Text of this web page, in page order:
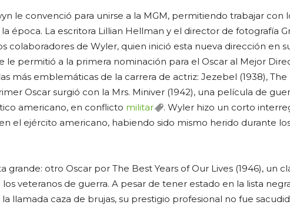
le convenció para unirse a la MGM, permitiendo trabajar con
época. La escritora Lillian Hellman y el director de fotografía
colaboradores de Wyler, quien inició esta nueva dirección en
le permitió a la primera nominación para el Oscar al Mejor
más emblemáticas de la carrera de actriz: Jezebel (1938),
Oscar surgió con la Mrs. Miniver (1942), una película de
americano, en conflicto militar
. Wyler hizo un corto
el ejército americano, habiendo sido mismo herido durante
otro Oscar por The Best Years of Our Lives (1946), un
veteranos de guerra. A pesar de tener estado en la lista
llamada caza de brujas, su prestigio profesional no fue